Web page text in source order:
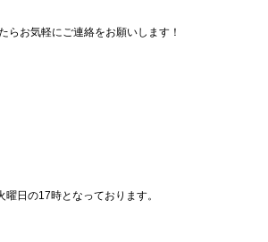
らお気軽にご連絡をお願いします！
日の17時となっております。